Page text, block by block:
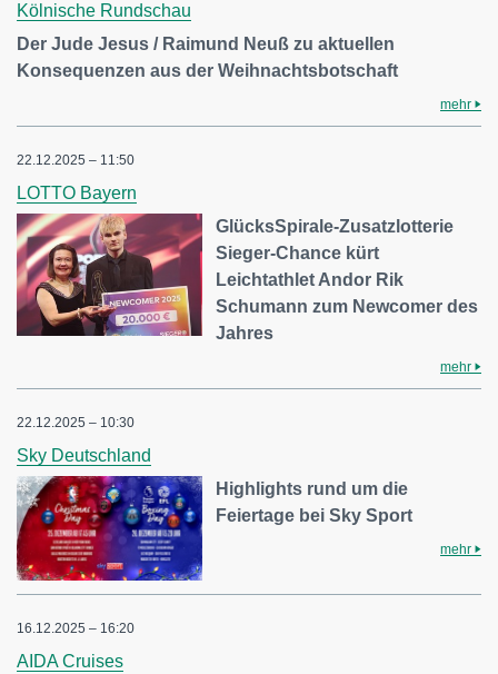
Kölnische Rundschau
Der Jude Jesus / Raimund Neuß zu aktuellen
Konsequenzen aus der Weihnachtsbotschaft
mehr
22.12.2025 – 11:50
LOTTO Bayern
GlücksSpirale-Zusatzlotterie
Sieger-Chance kürt
Leichtathlet Andor Rik
Schumann zum Newcomer des
Jahres
mehr
22.12.2025 – 10:30
Sky Deutschland
Highlights rund um die
Feiertage bei Sky Sport
mehr
16.12.2025 – 16:20
AIDA Cruises